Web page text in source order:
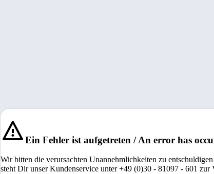
Ein Fehler ist aufgetreten / An error has
Wir bitten die verursachten Unannehmlichkeiten zu
steht Dir unser Kundenservice unter +49 (0)30 - 81097 - 601 zur